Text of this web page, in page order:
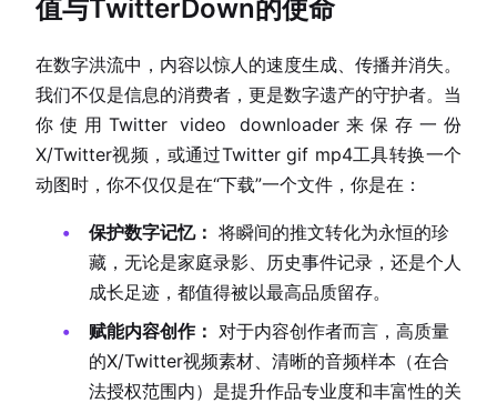
值与TwitterDown的使命
在数字洪流中，内容以惊人的速度生成、传播并消失。
我们不仅是信息的消费者，更是数字遗产的守护者。当
你使用Twitter video downloader来保存一份
X/Twitter视频，或通过Twitter gif mp4工具转换一个
动图时，你不仅仅是在“下载”一个文件，你是在：
保护数字记忆： 将瞬间的推文转化为永恒的珍
藏，无论是家庭录影、历史事件记录，还是个人
成长足迹，都值得被以最高品质留存。
赋能内容创作： 对于内容创作者而言，高质量
的X/Twitter视频素材、清晰的音频样本（在合
法授权范围内）是提升作品专业度和丰富性的关